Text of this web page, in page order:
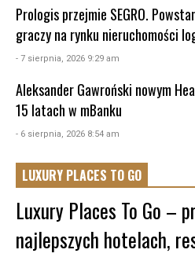
Prologis przejmie SEGRO.
graczy na rynku nieruchomości
- 7 sierpnia, 2026 9:29 am
Aleksander Gawroński nowym
15 latach w mBanku
- 6 sierpnia, 2026 8:54 am
LUXURY PLACES TO GO
Luxury Places To Go –
najlepszych hotelach,